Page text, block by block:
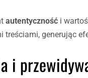
autentyczność i
treściami, generując
i